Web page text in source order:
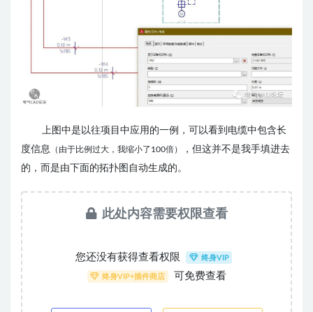
上图中是以往项目中应用的一例，可以看到电缆中包含长
度信息 （由于比例过大，我缩小了100倍）
，但这并不是我手填进去
的，而是由下面的拓扑图自动生成的。
此处内容需要权限查看
您还没有获得查看权限 终身VIP
终身VIP+插件商店 可免费查看